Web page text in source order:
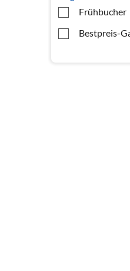
Frühbucher
Bestpreis-